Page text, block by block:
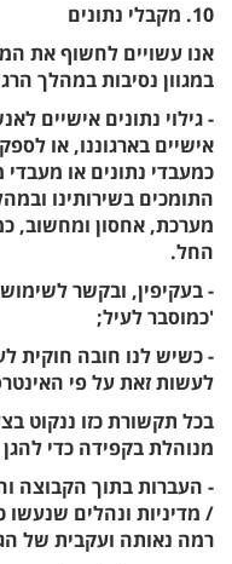
10. מקבלי נתונים
אנו עשויים לחשוף את
במגוון נסיבות במהלך
- גילוי נתונים אישיים
אישיים בארגוננו, או
כמעבדי נתונים או
התומכים בשירותינו
מערכת, אחסון ומחשוב,
החל.
- בעקיפין, ובקשר
'כמוסבר לעיל;
- כשיש לנו חובה חוקית
לעשות זאת על פי
בכל תקשורת כזו ננקוט
מנוהלת בקפידה כדי
- העברות בתוך הקבוצה
/ מדיניות ונהלים
רמה נאותה ועקבית של